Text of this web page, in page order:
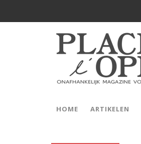
HOME ARTIKELEN